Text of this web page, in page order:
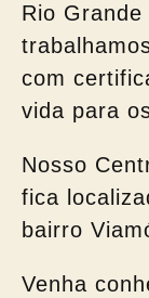
Rio
com
vida para
Nosso
fica
bairro
Venha